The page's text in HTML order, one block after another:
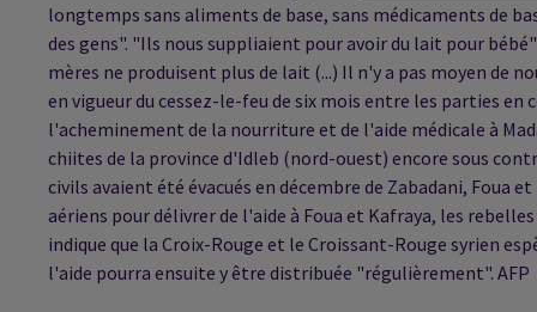
longtemps sans aliments de base, sans médicaments de
des gens". "Ils nous suppliaient pour avoir du lait pour
mères ne produisent plus de lait (...) Il n'y a pas moyen de
en vigueur du cessez-le-feu de six mois entre les parties
l'acheminement de la nourriture et de l'aide médicale à
chiites de la province d'Idleb (nord-ouest) encore sous
civils avaient été évacués en décembre de Zabadani, Foua
aériens pour délivrer de l'aide à Foua et Kafraya, les
indique que la Croix-Rouge et le Croissant-Rouge syrien
l'aide pourra ensuite y être distribuée "régulièrement". AFP